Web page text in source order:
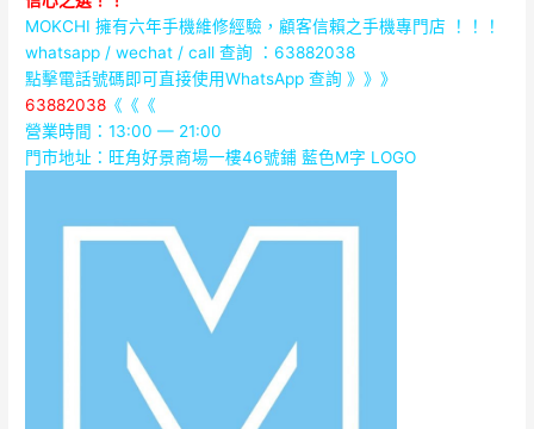
MOKCHI 擁有六年手機維修經驗，顧客信賴之手機專門店 ！！！
whatsapp / wechat / call查詢 ：63882038
點擊電話號碼即可直接使用WhatsApp 查詢 》》》
63882038 《《《
營業時間：13:00 — 21:00
門市地址： 旺角好景商場一樓46號鋪 藍色M字 LOGO